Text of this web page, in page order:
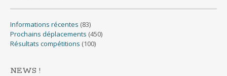
Informations récentes (83)
Prochains déplacements (450)
Résultats compétitions (100)
NEWS !